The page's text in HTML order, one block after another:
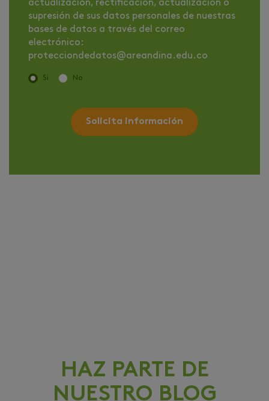
actualización, rectificación, actualización o
supresión de sus datos personales de nuestras
bases de datos a través del correo
electrónico:
protecciondedatos@areandina.edu.co
Si No
Solicita información
HAZ PARTE DE
NUESTRO BLOG